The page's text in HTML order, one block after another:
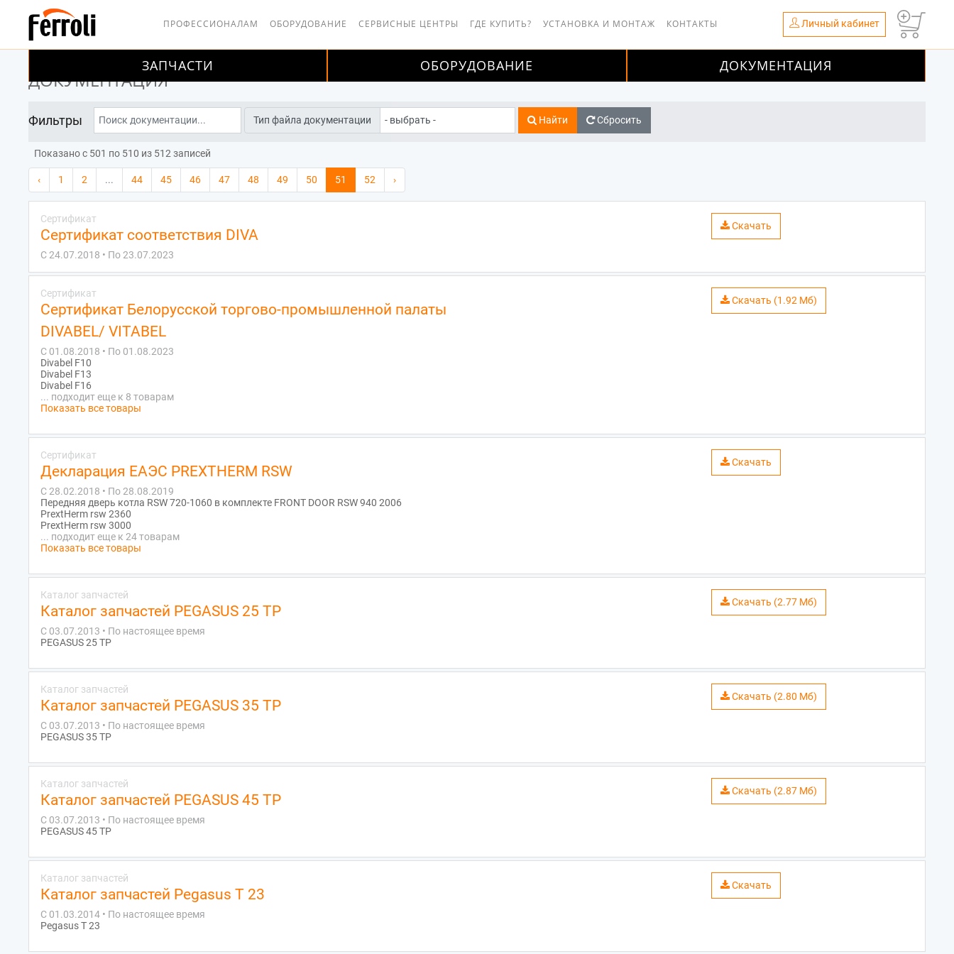
ПРОФЕССИОНАЛАМ ОБОРУДОВАНИЕ СЕРВИСНЫЕ ЦЕНТРЫ ГДЕ КУПИТЬ? УСТАНОВКА И МОНТАЖ КОНТАКТЫ Личный кабинет
ЗАПЧАСТИ ОБОРУДОВАНИЕ ДОКУМЕНТАЦИЯ
ДОКУМЕНТАЦИЯ
ДОКУМЕНТАЦИЯ
Фильтры
Поиск документации...
Тип файла документации Тип файла документации Найти Сбросить
Показано с 501 по 510 из 512 записей
‹ 1 2 ... 44 45 46 47 48 49 50 51 52 ›
Сертификат
Сертификат соответствия DIVA
С 24.07.2018 • По 23.07.2023
Скачать
Сертификат
Сертификат Белорусской торгово-промышленной палаты
DIVABEL/ VITABEL
С 01.08.2018 • По 01.08.2023
Divabel F10
Divabel F13
Divabel F16
... подходит еще к 8 товарам
Показать все товары
Скачать (1.92 Мб)
Сертификат
Декларация ЕАЭС PREXTHERM RSW
С 28.02.2018 • По 28.08.2019
Передняя дверь котла RSW 720-1060 в комплекте FRONT DOOR RSW 940 2006
PrextHerm rsw 2360
PrextHerm rsw 3000
... подходит еще к 24 товарам
Показать все товары
Скачать
Каталог запчастей
Каталог запчастей PEGASUS 25 TP
С 03.07.2013 • По настоящее время
PEGASUS 25 TP
Скачать (2.77 Мб)
Каталог запчастей
Каталог запчастей PEGASUS 35 TP
С 03.07.2013 • По настоящее время
PEGASUS 35 TP
Скачать (2.80 Мб)
Каталог запчастей
Каталог запчастей PEGASUS 45 TP
С 03.07.2013 • По настоящее время
PEGASUS 45 TP
Скачать (2.87 Мб)
Каталог запчастей
Каталог запчастей Pegasus T 23
С 01.03.2014 • По настоящее время
Pegasus T 23
Скачать